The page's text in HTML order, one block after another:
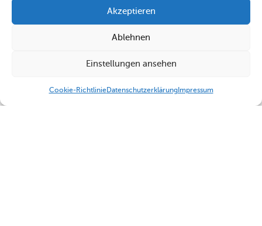
Akzeptieren
Ablehnen
Einstellungen ansehen
Cookie-RichtlinieDatenschutzerklärungImpressum